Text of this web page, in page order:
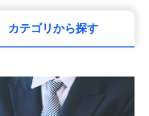
www.metlife.co.jp/)
カテゴリから探す